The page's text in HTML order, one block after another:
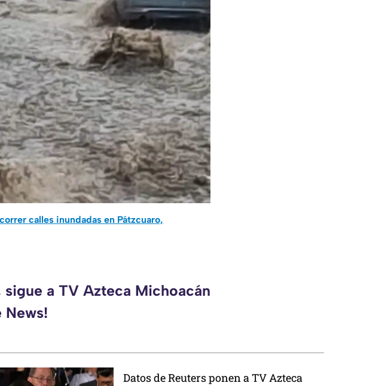
calles inundadas en Pátzcuaro,
a TV Azteca Michoacán
News!
Datos de Reuters ponen a TV Azteca